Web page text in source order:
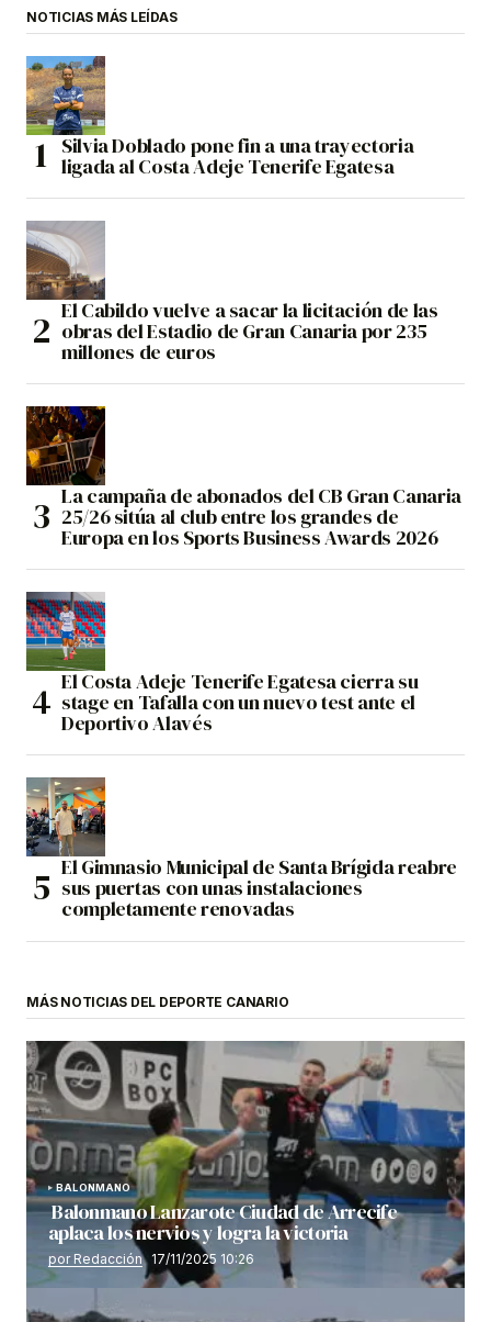
NOTICIAS MÁS LEÍDAS
Silvia Doblado pone fin a una trayectoria
ligada al Costa Adeje Tenerife Egatesa
El Cabildo vuelve a sacar la licitación de las
obras del Estadio de Gran Canaria por 235
millones de euros
La campaña de abonados del CB Gran Canaria
25/26 sitúa al club entre los grandes de
Europa en los Sports Business Awards 2026
El Costa Adeje Tenerife Egatesa cierra su
stage en Tafalla con un nuevo test ante el
Deportivo Alavés
El Gimnasio Municipal de Santa Brígida reabre
sus puertas con unas instalaciones
completamente renovadas
MÁS NOTICIAS DEL DEPORTE CANARIO
BALONMANO
Balonmano Lanzarote Ciudad de Arrecife
aplaca los nervios y logra la victoria
por Redacción 17/11/2025 10:26